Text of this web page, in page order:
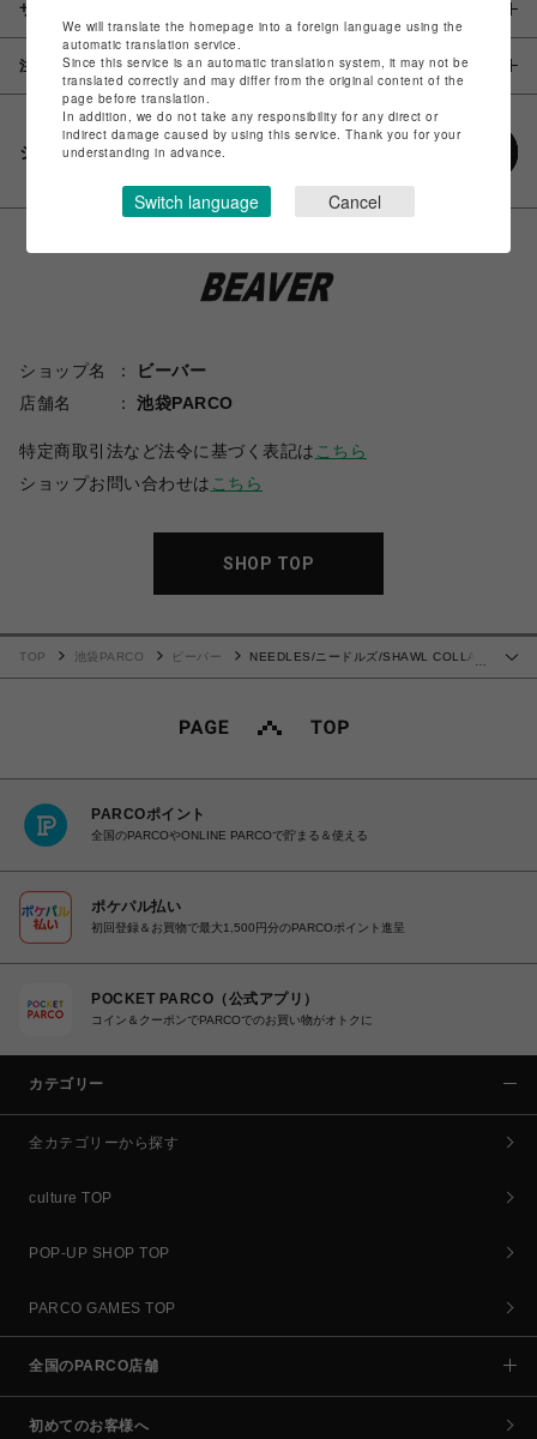
サイズ
注意事項
シェアする
ショップ名
ビーバー
店舗名
池袋PARCO
特定商取引法など法令に基づく表記は こちら
ショップお問い合わせは こちら
SHOP TOP
TOP 池袋PARCO ビーバー
NEEDLES/ニードルズ/SHAWL COLLAR
PARCOポイント
全国のPARCOやONLINE PARCOで貯まる＆使える
ポケパル払い
初回登録＆お買物で最大1,500円分のPARCOポイント進呈
POCKET PARCO（公式アプリ）
コイン＆クーポンでPARCOでのお買い物がオトクに
カテゴリー
全カテゴリーから探す
culture TOP
POP-UP SHOP TOP
PARCO GAMES TOP
全国のPARCO店舗
初めてのお客様へ
We will translate the homepage into a foreign language using the
automatic translation service.
Since this service is an automatic translation system, it may not be
translated correctly and may differ from the original content of the
page before translation.
In addition, we do not take any responsibility for any direct or
indirect damage caused by using this service. Thank you for your
understanding in advance.
Switch language Cancel